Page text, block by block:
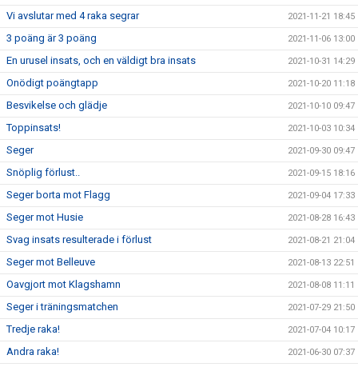
Vi avslutar med 4 raka segrar 2021-11-21 18:45
3 poäng är 3 poäng 2021-11-06 13:00
En urusel insats, och en väldigt bra insats 2021-10-31 14:29
Onödigt poängtapp 2021-10-20 11:18
Besvikelse och glädje 2021-10-10 09:47
Toppinsats! 2021-10-03 10:34
Seger 2021-09-30 09:47
Snöplig förlust.. 2021-09-15 18:16
Seger borta mot Flagg 2021-09-04 17:33
Seger mot Husie 2021-08-28 16:43
Svag insats resulterade i förlust 2021-08-21 21:04
Seger mot Belleuve 2021-08-13 22:51
Oavgjort mot Klagshamn 2021-08-08 11:11
Seger i träningsmatchen 2021-07-29 21:50
Tredje raka! 2021-07-04 10:17
Andra raka! 2021-06-30 07:37